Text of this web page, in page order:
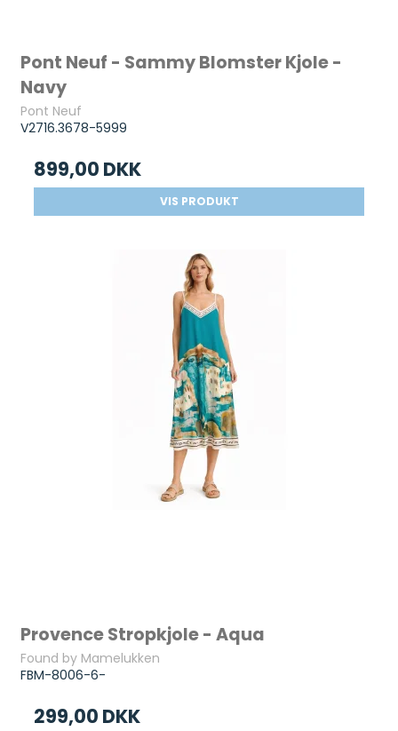
Pont Neuf - Sammy Blomster Kjole -
Navy
Pont Neuf
V2716.3678-5999
899,00 DKK
VIS PRODUKT
Provence Stropkjole - Aqua
Found by Mamelukken
FBM-8006-6-
299,00 DKK